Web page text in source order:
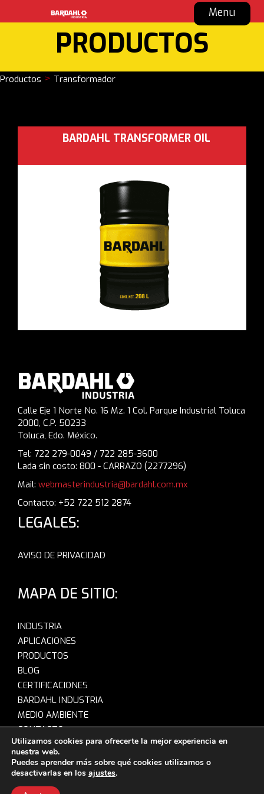
Menu
PRODUCTOS
Productos > Transformador
BARDAHL TRANSFORMER OIL
Calle Eje 1 Norte No. 16 Mz. 1 Col. Parque Industrial Toluca
2000, C.P. 50233
Toluca, Edo. México.
Tel: 722 279-0049 / 722 285-3600
Lada sin costo: 800 - CARRAZO (2277296)
Mail: webmasterindustria@bardahl.com.mx
Contacto: +52 722 512 2874
LEGALES:
AVISO DE PRIVACIDAD
MAPA DE SITIO:
INDUSTRIA
APLICACIONES
PRODUCTOS
BLOG
CERTIFICACIONES
BARDAHL INDUSTRIA
MEDIO AMBIENTE
CONTACTO
Utilizamos cookies para ofrecerte la mejor experiencia en
nuestra web.
Puedes aprender más sobre qué cookies utilizamos o
desactivarlas en los ajustes.